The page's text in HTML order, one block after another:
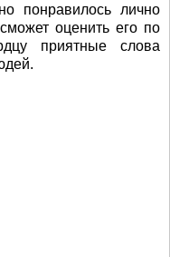
понравилось лично
оценить его по
приятные слова